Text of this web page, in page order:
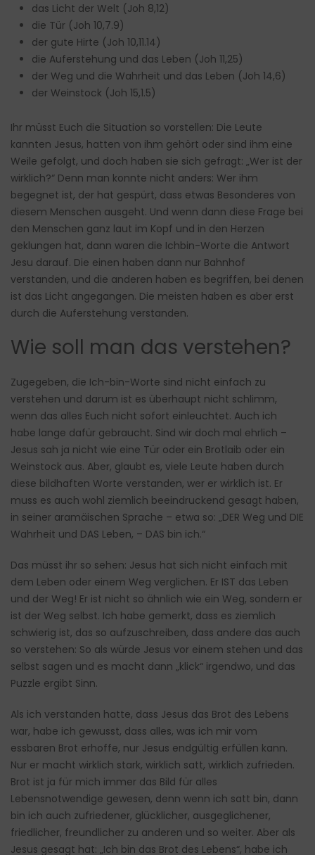
das Licht der Welt (Joh 8,12)
die Tür (Joh 10,7.9)
der gute Hirte (Joh 10,11.14)
die Auferstehung und das Leben (Joh 11,25)
der Weg und die Wahrheit und das Leben (Joh 14,6)
der Weinstock (Joh 15,1.5)
Ihr müsst Euch die Situation so vorstellen: Die Leute
kannten Jesus, hatten von ihm gehört oder sind ihm eine
Weile gefolgt, und doch haben sie sich gefragt: „Wer ist der
wirklich?“ Denn man konnte nicht anders: Wer ihm
begegnet ist, der hat gespürt, dass etwas Besonderes von
diesem Menschen ausgeht. Und wenn dann diese Frage bei
den Menschen ganz laut im Kopf und in den Herzen
geklungen hat, dann waren die Ichbin-Worte die Antwort
Jesu darauf. Die einen haben dann nur Bahnhof
verstanden, und die anderen haben es begriffen, bei denen
ist das Licht angegangen. Die meisten haben es aber erst
durch die Auferstehung verstanden.
Wie soll man das verstehen?
Zugegeben, die Ich-bin-Worte sind nicht einfach zu
verstehen und darum ist es überhaupt nicht schlimm,
wenn das alles Euch nicht sofort einleuchtet. Auch ich
habe lange dafür gebraucht. Sind wir doch mal ehrlich –
Jesus sah ja nicht wie eine Tür oder ein Brotlaib oder ein
Weinstock aus. Aber, glaubt es, viele Leute haben durch
diese bildhaften Worte verstanden, wer er wirklich ist. Er
muss es auch wohl ziemlich beeindruckend gesagt haben,
in seiner aramäischen Sprache – etwa so: „DER Weg und DIE
Wahrheit und DAS Leben, – DAS bin ich.“
Das müsst ihr so sehen: Jesus hat sich nicht einfach mit
dem Leben oder einem Weg verglichen. Er IST das Leben
und der Weg! Er ist nicht so ähnlich wie ein Weg, sondern er
ist der Weg selbst. Ich habe gemerkt, dass es ziemlich
schwierig ist, das so aufzuschreiben, dass andere das auch
so verstehen: So als würde Jesus vor einem stehen und das
selbst sagen und es macht dann „klick“ irgendwo, und das
Puzzle ergibt Sinn.
Als ich verstanden hatte, dass Jesus das Brot des Lebens
war, habe ich gewusst, dass alles, was ich mir vom
essbaren Brot erhoffe, nur Jesus endgültig erfüllen kann.
Nur er macht wirklich stark, wirklich satt, wirklich zufrieden.
Brot ist ja für mich immer das Bild für alles
Lebensnotwendige gewesen, denn wenn ich satt bin, dann
bin ich auch zufriedener, glücklicher, ausgeglichener,
friedlicher, freundlicher zu anderen und so weiter. Aber als
Jesus gesagt hat: „Ich bin das Brot des Lebens“, habe ich